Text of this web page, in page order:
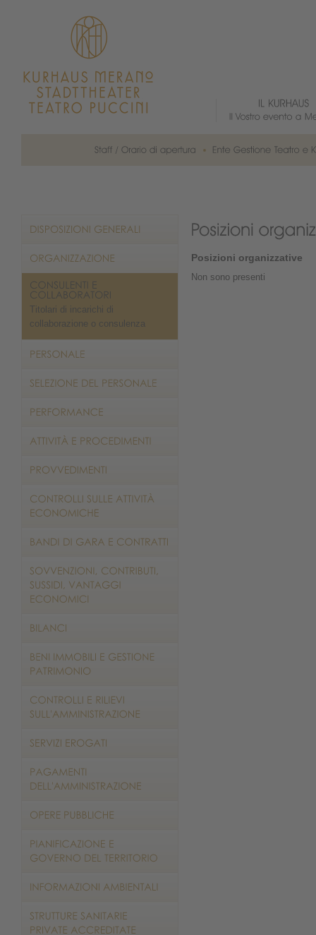
Titolari di incarichi di
collaborazione o consulenza
Posizioni organizzative
Non sono presenti